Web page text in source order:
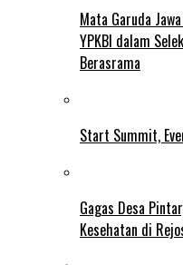
Mata Garuda
YPKBI dalam
Berasrama
Start Summit,
Gagas Desa
Kesehatan di